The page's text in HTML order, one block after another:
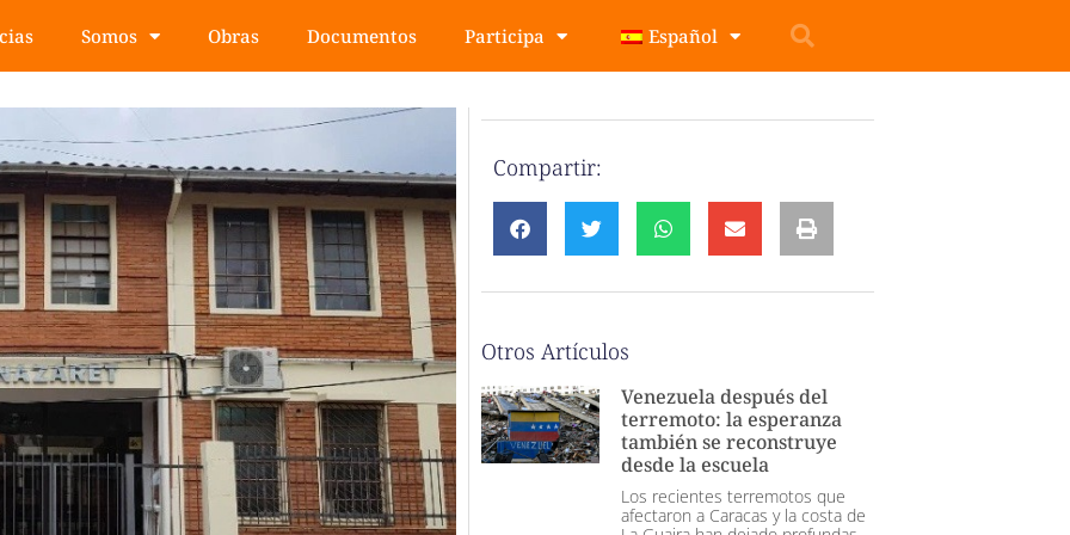
Somos Obras Documentos Participa Español
Compartir:
Otros Artículos
Venezuela después del
terremoto: la esperanza
también se reconstruye
desde la escuela
Los recientes terremotos que
afectaron a Caracas y la costa de